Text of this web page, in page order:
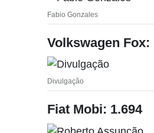
Fabio Gonzales
Volkswagen Fox:
Divulgação
Fiat Mobi: 1.694